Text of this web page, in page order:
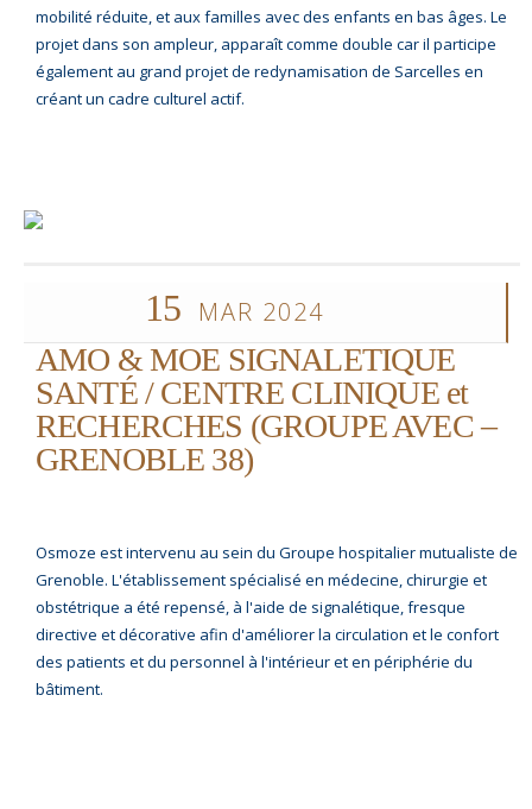
mobilité réduite, et aux familles avec des enfants en bas âges. Le
projet dans son ampleur, apparaît comme double car il participe
également au grand projet de redynamisation de Sarcelles en
créant un cadre culturel actif.
15 MAR 2024
AMO & MOE SIGNALETIQUE
SANTÉ / CENTRE CLINIQUE et
RECHERCHES (GROUPE AVEC –
GRENOBLE 38)
Osmoze est intervenu au sein du Groupe hospitalier mutualiste de
Grenoble. L'établissement spécialisé en médecine, chirurgie et
obstétrique a été repensé, à l'aide de signalétique, fresque
directive et décorative afin d'améliorer la circulation et le confort
des patients et du personnel à l'intérieur et en périphérie du
bâtiment.